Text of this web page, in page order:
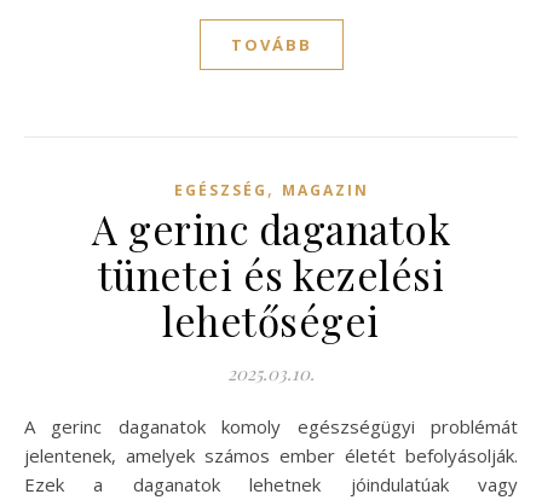
TOVÁBB
EGÉSZSÉG , MAGAZIN
A gerinc daganatok
tünetei és kezelési
lehetőségei
2025.03.10.
A gerinc daganatok komoly egészségügyi problémát
jelentenek, amelyek számos ember életét befolyásolják.
Ezek a daganatok lehetnek jóindulatúak vagy